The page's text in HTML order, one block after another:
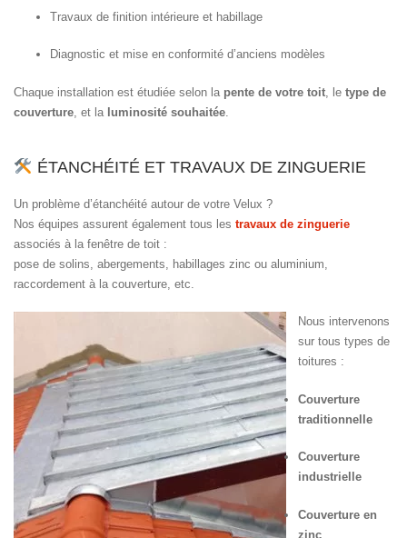
Travaux de finition intérieure et habillage
Diagnostic et mise en conformité d’anciens modèles
Chaque installation est étudiée selon la pente de votre toit , le type de
couverture , et la luminosité souhaitée
ÉTANCHÉITÉ ET TRAVAUX DE ZINGUERIE
Un problème d’étanchéité autour de votre Velux ?
Nos équipes assurent également tous les travaux de zinguerie
associés à la fenêtre de toit :
pose de solins, abergements, habillages zinc ou aluminium,
raccordement à la couverture, etc.
Nous intervenons
sur tous types de
toitures :
Couverture
traditionnelle
Couverture
industrielle
Couverture en
zinc